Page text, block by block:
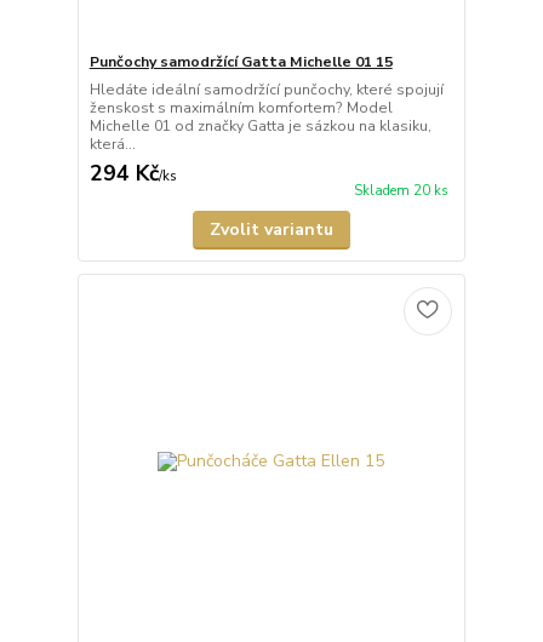
Punčochy samodržící Gatta Michelle 01 15
Hledáte ideální samodržící punčochy, které spojují
ženskost s maximálním komfortem? Model
Michelle 01 od značky Gatta je sázkou na klasiku,
která...
294 Kč/ks
Skladem 20 ks
Zvolit variantu